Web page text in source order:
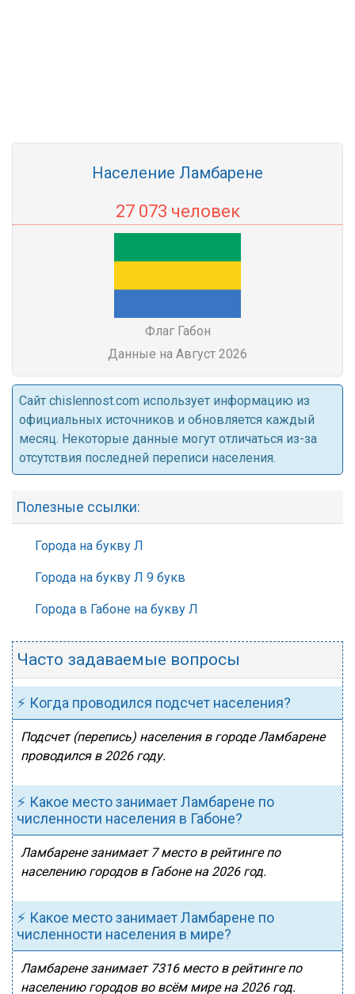
Население Ламбарене
27 073 человек
Флаг Габон
Данные на Август 2026
Cайт chislennost.com использует информацию из
официальных источников и обновляется каждый
месяц. Некоторые данные могут отличаться из-за
отсутствия последней переписи населения.
Полезные ссылки:
Города на букву Л
Города на букву Л 9 букв
Города в Габоне на букву Л
Часто задаваемые вопросы
⚡ Когда проводился подсчет населения?
Подсчет (перепись) населения в городе Ламбарене
проводился в 2026 году.
⚡ Какое место занимает Ламбарене по
численности населения в Габоне?
Ламбарене занимает 7 место в рейтинге по
населению городов в Габоне на 2026 год.
⚡ Какое место занимает Ламбарене по
численности населения в мире?
Ламбарене занимает 7316 место в рейтинге по
населению городов во всём мире на 2026 год.